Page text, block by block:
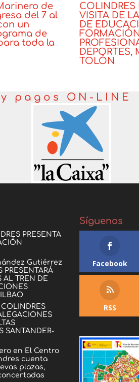
de
del 7 al
un
de
toda la
COLINDRES
VISITA DE
DE
FORMACIÓN
DEPORTES,
TOLÓN
pagos ON-LINE
PRESENTA
Gutiérrez
PRESENTARÁ
AL TREN DE
COLINDRES
SANTANDER-
en El Centro
cuenta
plazas,
Síguenos
Facebook
RSS